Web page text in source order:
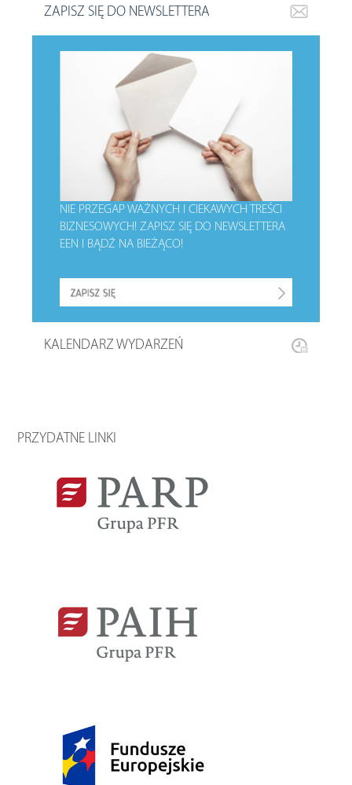
ZAPISZ SIĘ DO NEWSLETTERA
NIE PRZEGAP WAŻNYCH I CIEKAWYCH TREŚCI
BIZNESOWYCH!ZAPISZ SIĘ DO NEWSLETTERA
EEN I BĄDŹ NA BIEŻĄCO!
KALENDARZ WYDARZEŃ
PRZYDATNE LINKI